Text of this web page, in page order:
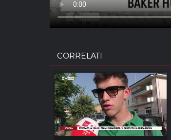
CORRELATI